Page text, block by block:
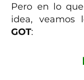
Pero en lo
idea, veamos
GOT: